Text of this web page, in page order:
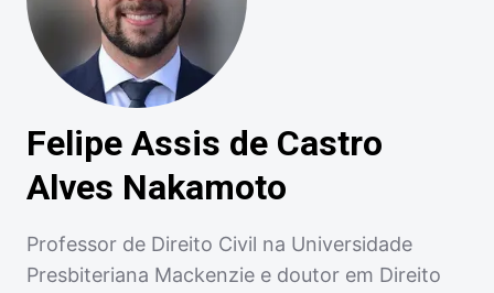
Felipe Assis de Castro
Alves Nakamoto
Professor de Direito Civil na Universidade
Presbiteriana Mackenzie e doutor em Direito